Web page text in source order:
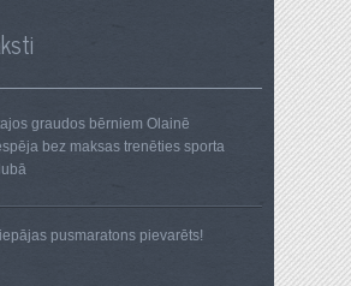
graudos bērniem Olainē
bez maksas trenēties sporta
pusmaratons pievarēts!